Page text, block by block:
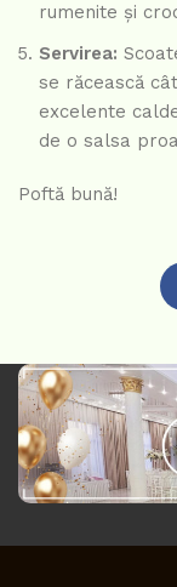
rumenite și
Servirea:
se răcească
excelente
de o salsa
Poftă bună!